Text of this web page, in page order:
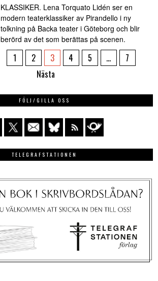
KLASSIKER. Lena Torquato Lidén ser en
modern teaterklassiker av Pirandello i ny
tolkning på Backa teater i Göteborg och blir
berörd av det som berättas på scenen.
1 2 3 4 5 …
7
Nästa
FÖLJ/GILLA OSS
TELEGRAFSTATIONEN